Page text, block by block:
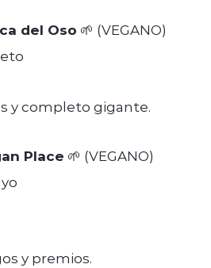
del Oso 🌱 (VEGANO)
y completo gigante.
Place 🌱 (VEGANO)
y premios.